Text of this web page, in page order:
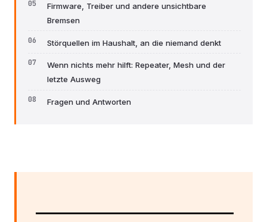
Firmware, Treiber und andere unsichtbare
Bremsen
Störquellen im Haushalt, an die niemand denkt
Wenn nichts mehr hilft: Repeater, Mesh und der
letzte Ausweg
Fragen und Antworten